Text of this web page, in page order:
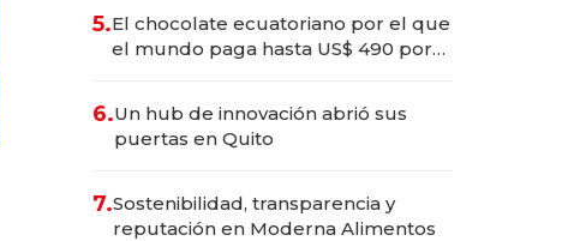
5.El chocolate ecuatoriano por el que
el mundo paga hasta US$ 490 por
6.Un hub de innovación abrió sus
puertas en Quito
7.Sostenibilidad, transparencia y
reputación en Moderna Alimentos